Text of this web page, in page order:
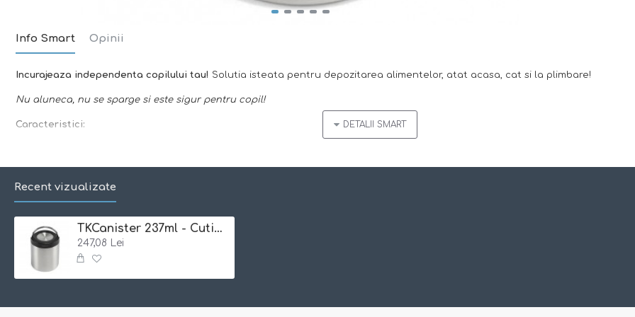
Info Smart Opinii
Incurajeaza independenta copilului tau! Solutia isteata pentru depozitarea alimentelor, atat acasa, cat si la plimbare!
Nu aluneca, nu se sparge si este sigur pentru copil!
Caracteristici:
-capac sigilatorcu garnitura din silicon este usor de folosit, chiar si pentru copii si pastreaza prospetimea alimentelor
usor de curatatdatorita insertului dinotel inoxidabil
pentru o curatare rapida si usoara
-alternativa ecologica
Recent vizualizate
TKCanister 237ml - Cutie termoizolanta din otel inoxidabil cu capac - Klean Kanteen
247,08 Lei